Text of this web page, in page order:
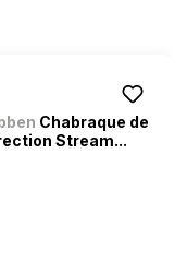
Chabraque de
Stream...